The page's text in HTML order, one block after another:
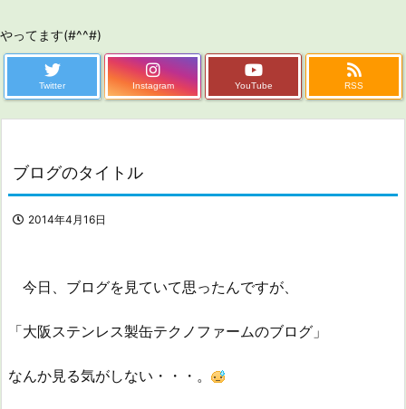
やってます(#^^#)
Twitter Instagram YouTube RSS
ブログのタイトル
2014年4月16日
今日、ブログを見ていて思ったんですが、
「大阪ステンレス製缶テクノファームのブログ」
なんか見る気がしない・・・。